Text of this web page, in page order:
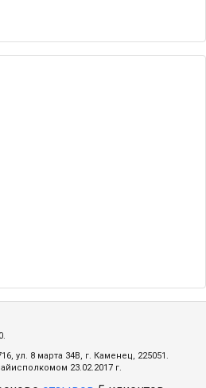
ул. 8 марта 34В, г. Каменец, 225051.
23.02.2017 г.